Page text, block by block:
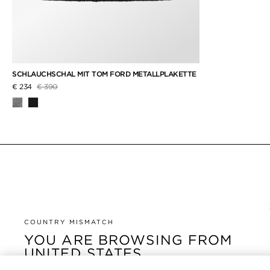
SCHLAUCHSCHAL MIT TOM FORD METALLPLAKETTE
€ 234 Preis reduziert von
€ 390auf
COUNTRY MISMATCH
YOU ARE BROWSING FROM
UNITED STATES